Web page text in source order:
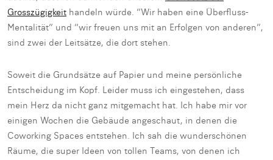
Grosszügigkeit handeln würde. “Wir haben eine Überfluss-
Mentalität” und “wir freuen uns mit an Erfolgen von anderen”,
sind zwei der Leitsätze, die dort stehen.
Soweit die Grundsätze auf Papier und meine persönliche
Entscheidung im Kopf. Leider muss ich eingestehen, dass
mein Herz da nicht ganz mitgemacht hat. Ich habe mir vor
einigen Wochen die Gebäude angeschaut, in denen die
Coworking Spaces entstehen. Ich sah die wunderschönen
Räume, die super Ideen von tollen Teams, von denen ich